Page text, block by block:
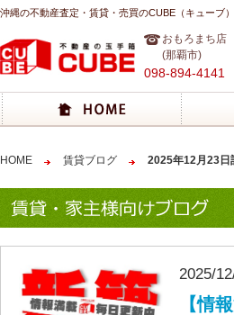
沖縄の不動産査定・賃貸・売買のCUBE（キューブ）
おもろまち店
(那覇市)
098-894-4141
HOME 賃貸ブログ 2025年12月23日
2025/
【情